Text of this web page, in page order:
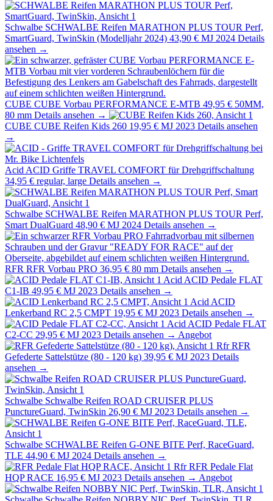
Schwalbe SCHWALBE Reifen MARATHON PLUS TOUR Perf,
SmartGuard, TwinSkin (Modelljahr 2024) 43,90 € MJ 2024 Details
ansehen →
CUBE CUBE Vorbau PERFORMANCE E-MTB 49,95 € 50MM,
80 mm Details ansehen →
CUBE CUBE Reifen Kids 260 19,95 € MJ 2023 Details ansehen
→
Acid ACID Griffe TRAVEL COMFORT für Drehgriffschaltung
34,95 € regular, large Details ansehen →
Schwalbe SCHWALBE Reifen MARATHON PLUS TOUR Perf,
Smart DualGuard 48,90 € MJ 2024 Details ansehen →
RFR RFR Vorbau PRO 36,95 € 80 mm Details ansehen →
Acid ACID Pedale FLAT
C1-IB 49,95 € MJ 2023 Details ansehen →
Acid ACID
Lenkerband RC 2,5 CMPT 19,95 € MJ 2023 Details ansehen →
Acid ACID Pedale FLAT
C2-CC 29,95 € MJ 2023 Details ansehen → Angebot
Rfr RFR
Gefederte Sattelstütze (80 - 120 kg) 39,95 € MJ 2023 Details
ansehen →
Schwalbe Schwalbe Reifen ROAD CRUISER PLUS
PunctureGuard, TwinSkin 26,90 € MJ 2023 Details ansehen →
Schwalbe SCHWALBE Reifen G-ONE BITE Perf, RaceGuard,
TLE 44,90 € MJ 2024 Details ansehen →
Rfr RFR Pedale Flat
HQP RACE 16,95 € MJ 2023 Details ansehen → Angebot